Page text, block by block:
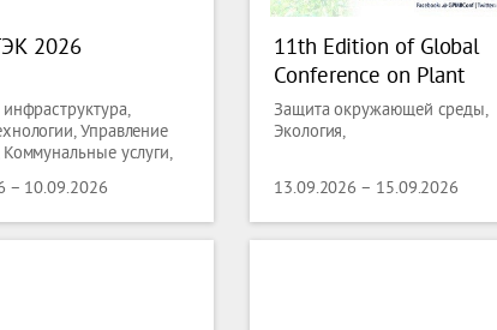
2026
инфраструктура,
Управление
услуги,
– 10.09.2026
11th Edition of Global
Conference on Plant
Science and Molecular
Biology
Защита окружающей среды,
Экология,
13.09.2026 – 15.09.2026